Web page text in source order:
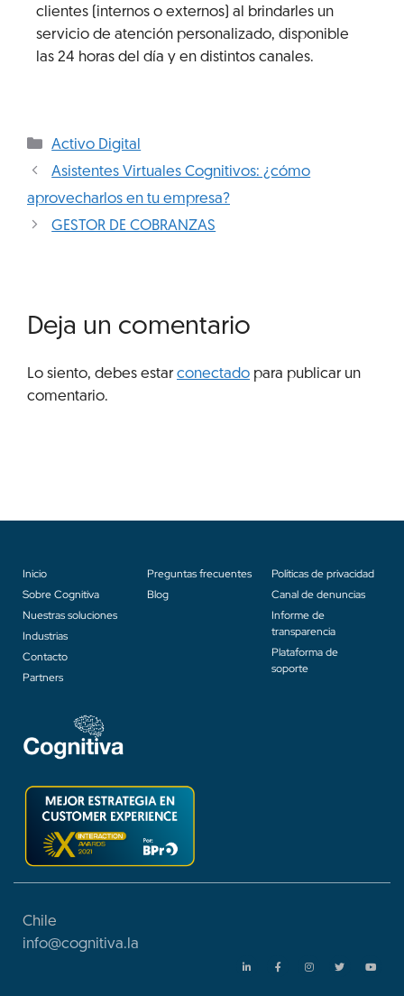
clientes (internos o externos) al brindarles un
servicio de atención personalizado, disponible
las 24 horas del día y en distintos canales.
Activo Digital
Asistentes Virtuales Cognitivos: ¿cómo
aprovecharlos en tu empresa?
GESTOR DE COBRANZAS
Deja un comentario
Lo siento, debes estarconectado para publicar un
comentario.
Inicio
Sobre Cognitiva
Nuestras soluciones
Industrias
Contacto
Partners
Preguntas frecuentes
Blog
Políticas de privacidad
Canal de denuncias
Informe de
transparencia
Plataforma de
soporte
Chile
info@cognitiva. la